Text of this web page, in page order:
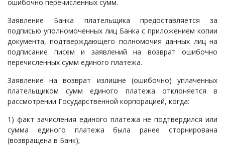
ошибочно перечисленных сумм.
Заявление Банка плательщика предоставляется за
подписью уполномоченных лиц Банка с приложением копии
документа, подтверждающего полномочия данных лиц на
подписание писем и заявлений на возврат ошибочно
перечисленных сумм единого платежа.
Заявление на возврат излишне (ошибочно) уплаченных
плательщиком сумм единого платежа отклоняется в
рассмотрении Государственной корпорацией, когда:
1) факт зачисления единого платежа не подтвердился или
сумма единого платежа была ранее сторнирована
(возвращена в Банк);